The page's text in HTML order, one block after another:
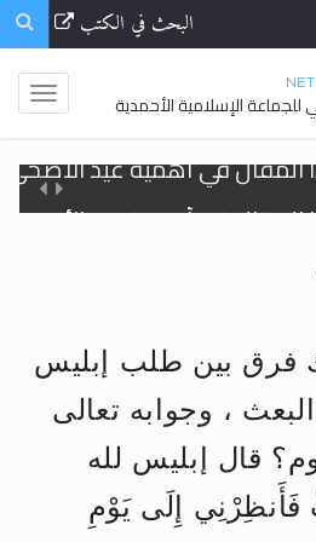
البحث في الكتب
.NET
الإسلامية الأحمدية
المقال في أهمية عيد
لأفراد الجماعة >> المزيد
لأفراد الجماعة >> المزيد
الكتاب وتعرّف على حقيقة
فرق بين طلب إبليس
، وجوابه تعالى
قال إبليس لله
إِلَى يَوْمِ